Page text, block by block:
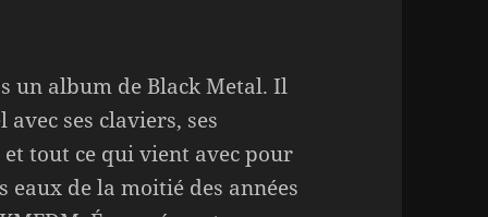
un album de Black Metal. Il
ses claviers, ses
tout ce qui vient avec pour
de la moitié des années